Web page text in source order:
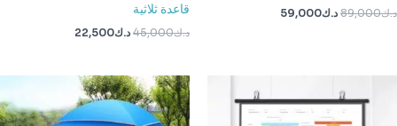
د.ك89,000د.ك59,000
قاعدة ثلاثية
د.ك45,000د.ك22,500